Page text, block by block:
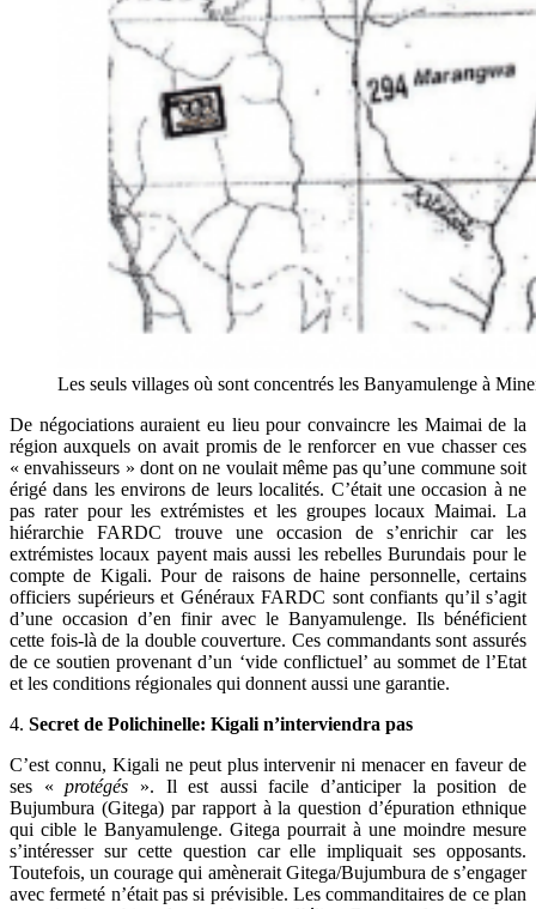
Les seuls villages où sont concentrés les Banyamulenge à
De négociations auraient eu lieu pour convaincre les Maimai de la
région auxquels on avait promis de le renforcer en vue chasser ces
« envahisseurs » dont on ne voulait même pas qu’une commune soit
érigé dans les environs de leurs localités. C’était une occasion à ne
pas rater pour les extrémistes et les groupes locaux Maimai. La
hiérarchie FARDC trouve une occasion de s’enrichir car les
extrémistes locaux payent mais aussi les rebelles Burundais pour le
compte de Kigali. Pour de raisons de haine personnelle, certains
officiers supérieurs et Généraux FARDC sont confiants qu’il s’agit
d’une occasion d’en finir avec le Banyamulenge. Ils bénéficient
cette fois-là de la double couverture. Ces commandants sont assurés
de ce soutien provenant d’un ‘vide conflictuel’ au sommet de l’Etat
et les conditions régionales qui donnent aussi une garantie.
4. Secret de Polichinelle: Kigali n’interviendra pas
C’est connu, Kigali ne peut plus intervenir ni menacer en faveur de
ses «protégés ». Il est aussi facile d’anticiper la position de
Bujumbura (Gitega) par rapport à la question d’épuration ethnique
qui cible le Banyamulenge. Gitega pourrait à une moindre mesure
s’intéresser sur cette question car elle impliquait ses opposants.
Toutefois, un courage qui amènerait Gitega/Bujumbura de s’engager
avec fermeté n’était pas si prévisible. Les commanditaires de ce plan